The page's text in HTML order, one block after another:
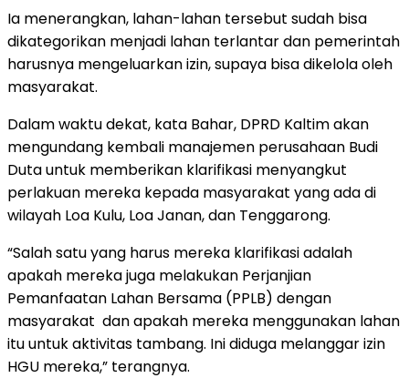
Ia menerangkan, lahan-lahan tersebut sudah bisa
dikategorikan menjadi lahan terlantar dan pemerintah
harusnya mengeluarkan izin, supaya bisa dikelola oleh
masyarakat.
Dalam waktu dekat, kata Bahar, DPRD Kaltim akan
mengundang kembali manajemen perusahaan Budi
Duta untuk memberikan klarifikasi menyangkut
perlakuan mereka kepada masyarakat yang ada di
wilayah Loa Kulu, Loa Janan, dan Tenggarong.
“Salah satu yang harus mereka klarifikasi adalah
apakah mereka juga melakukan Perjanjian
Pemanfaatan Lahan Bersama (PPLB) dengan
masyarakat dan apakah mereka menggunakan lahan
itu untuk aktivitas tambang. Ini diduga melanggar izin
HGU mereka,” terangnya.